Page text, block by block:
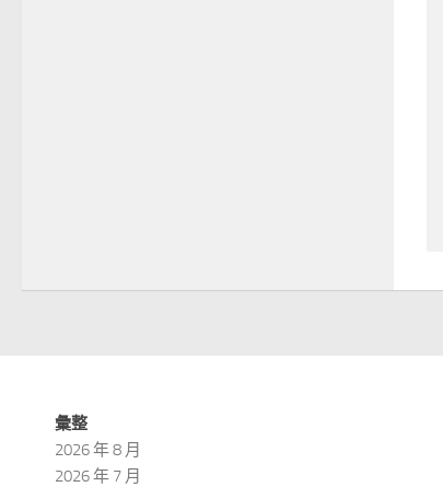
彙整
2026 年 8 月
2026 年 7 月